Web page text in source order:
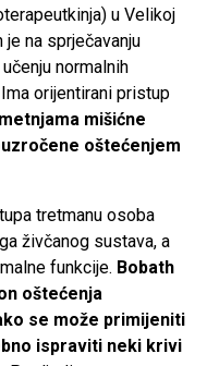
u Velikoj
je na sprječavanju
normalnih
orijentirani pristup
mišićne
oštećenjem
tretmanu osoba
živčanog sustava, a
funkcije. Bobath
oštećenja
se može primijeniti
ispraviti neki krivi